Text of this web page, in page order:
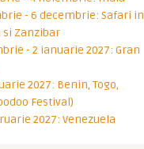
- 6 decembrie: Safari in
si Zanzibar
- 2 ianuarie 2027: Gran
2027: Benin, Togo,
Festival)
2027: Venezuela